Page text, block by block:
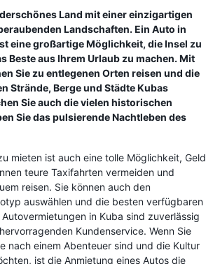
Land mit einer einzigartigen
Landschaften. Ein Auto in
eine großartige Möglichkeit, die Insel zu
Beste aus Ihrem Urlaub zu machen. Mit
Sie zu entlegenen Orten reisen und die
Strände, Berge und Städte Kubas
Sie auch die vielen historischen
Sie das pulsierende Nachtleben des
mieten ist auch eine tolle Möglichkeit, Geld
teure Taxifahrten vermeiden und
reisen. Sie können auch den
auswählen und die besten verfügbaren
in Kuba sind zuverlässig
Kundenservice. Wenn Sie
nach einem Abenteuer sind und die Kultur
ist die Anmietung eines Autos die